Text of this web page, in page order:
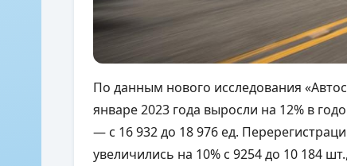
По данным нового исследования
январе 2023 года выросли на 12% в
— с 16 932 до 18 976 ед.
увеличились на 10% с 9254 до 10 184